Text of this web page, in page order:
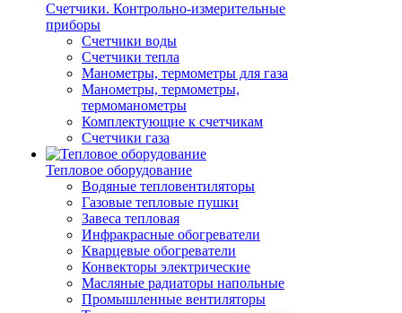
Счетчики. Контрольно-измерительные
приборы
Счетчики воды
Счетчики тепла
Манометры, термометры для газа
Манометры, термометры,
термоманометры
Комплектующие к счетчикам
Счетчики газа
Тепловое оборудование
Водяные тепловентиляторы
Газовые тепловые пушки
Завеса тепловая
Инфракрасные обогреватели
Кварцевые обогреватели
Конвекторы электрические
Масляные радиаторы напольные
Промышленные вентиляторы